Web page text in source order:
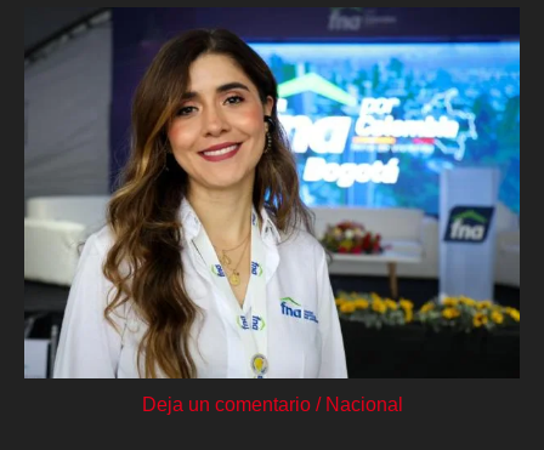
Deja un comentario / Nacional